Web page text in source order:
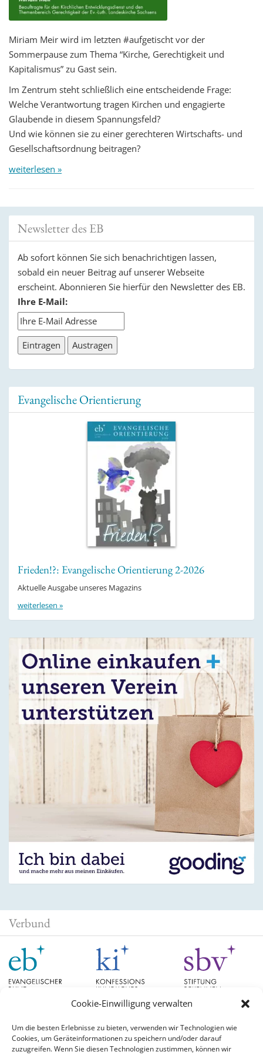
Cookie-Einwilligung verwalten
Um die besten Erlebnisse zu bieten, verwenden wir Technologien wie
Cookies, um Geräteinformationen zu speichern und/oder darauf
zuzugreifen. Wenn Sie diesen Technologien zustimmen, können wir
Miriam Meir wird im letzten #aufgetischt vor der
Sommerpause zum Thema “Kirche, Gerechtigkeit und
Kapitalismus” zu Gast sein.
Im Zentrum steht schließlich eine entscheidende Frage:
Welche Verantwortung tragen Kirchen und engagierte
Glaubende in diesem Spannungsfeld?
Und wie können sie zu einer gerechteren Wirtschafts- und
Gesellschaftsordnung beitragen?
weiterlesen »
Newsletter des EB
Ab sofort können Sie sich benachrichtigen lassen,
sobald ein neuer Beitrag auf unserer Webseite
erscheint. Abonnieren Sie hierfür den Newsletter des EB.
Ihre E-Mail:
Evangelische Orientierung
Frieden!?: Evangelische Orientierung 2-2026
Aktuelle Ausgabe unseres Magazins
weiterlesen »
Verbund
Schlagwörter